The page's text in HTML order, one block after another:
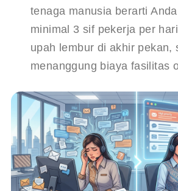
tenaga manusia berarti
minimal 3 sif pekerja per
upah lembur di akhir pekan,
menanggung biaya fasilitas